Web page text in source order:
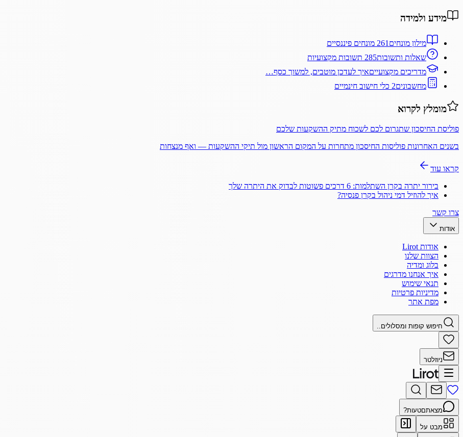
מידע ולמידה
מילון מונחים 261 מונחים פיננסיים
שאלות ותשובות285 תשובות מקצועיות
מדריכים מקצועייםאיך לעדכן מוטבים, למשוך כסף…
מחשבונים2 כלי חישוב חינמיים
מומלץ לקרוא
פוליסת החיסכון שתגרום לכם לשכוח מתיק ההשקעות שלכם
בשנים האחרונות פוליסות החיסכון מתחרות על המקום הראשון מול תיקי ההשקעות — ואף מנצחות
קראו עוד
בירור יתרה בקרן השתלמות: 6 דרכים פשוטות לבדוק את היתרה שלך
איך להוזיל דמי ניהול בקרן פנסיה?
צרו קשר
אודות
אודות Lirot
הצוות שלנו
בלוג ומדיה
איך אנחנו מדרגים
תנאי שימוש
מדיניות פרטיות
מפת אתר
חיפוש קופות ומסלולים..
ניוזלטר
מצאתםטעות?
מבט על